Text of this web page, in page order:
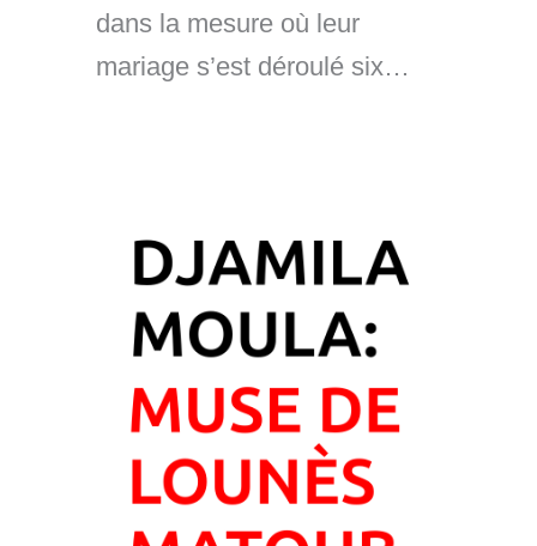
dans la mesure où leur
mariage s’est déroulé six…